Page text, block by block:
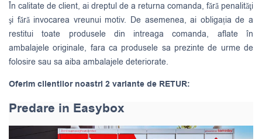
În calitate de client, ai dreptul de a returna comanda, fără penalităţi
şi fără invocarea vreunui motiv. De asemenea, ai obligația de a
restitui toate produsele din intreaga comanda, aflate în
ambalajele originale, fara ca produsele sa prezinte de urme de
folosire sau sa aiba ambalajele deteriorate.
Oferim clientilor noastri 2 variante de RETUR:
Predare in Easybox